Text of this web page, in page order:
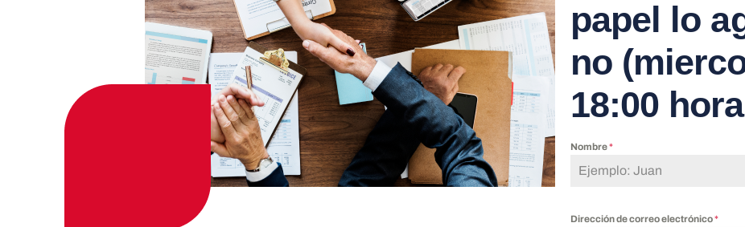
papel lo
no
18:00
Nombre*
Dirección de correo electrónico*